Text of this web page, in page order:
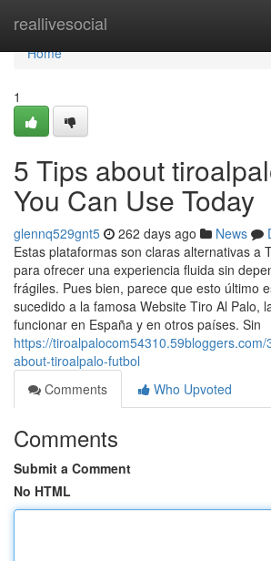
reallivesocial
Home
Home
1
5 Tips about
You Can Use Today
glennq529gnt5 262 days ago News
Estas plataformas son claras alternativas a
para ofrecer una experiencia fluida sin
frágiles. Pues bien, parece que esto último
sucedido a la famosa Website Tiro Al Palo,
funcionar en España y en otros países. Sin
https://
about-tiroalpalo-futbol
Comments
Who Upvoted
Comments
Submit a Comment
No HTML